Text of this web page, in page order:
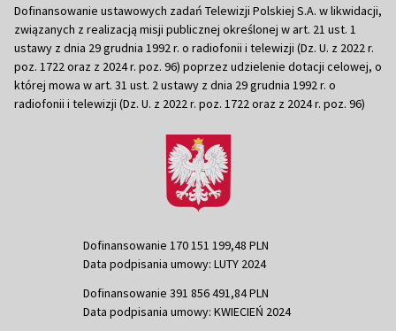
Dofinansowanie ustawowych zadań Telewizji Polskiej S.A. w likwidacji,
związanych z realizacją misji publicznej określonej w art. 21 ust. 1
ustawy z dnia 29 grudnia 1992 r. o radiofonii i telewizji (Dz. U. z 2022 r.
poz. 1722 oraz z 2024 r. poz. 96) poprzez udzielenie dotacji celowej, o
której mowa w art. 31 ust. 2 ustawy z dnia 29 grudnia 1992 r. o
radiofonii i telewizji (Dz. U. z 2022 r. poz. 1722 oraz z 2024 r. poz. 96)
Dofinansowanie 170 151 199,48 PLN
Data podpisania umowy: LUTY 2024
Dofinansowanie 391 856 491,84 PLN
Data podpisania umowy: KWIECIEŃ 2024